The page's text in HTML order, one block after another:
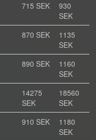
715 SEK
930
SEK
870 SEK
1135
SEK
890 SEK
1160
SEK
14275
SEK
18560
SEK
910 SEK
1180
SEK